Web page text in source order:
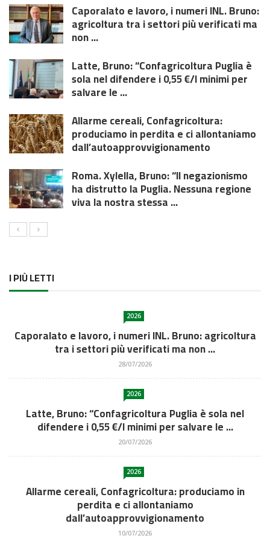
Caporalato e lavoro, i numeri INL. Bruno:
agricoltura tra i settori più verificati ma
non ...
Latte, Bruno: “Confagricoltura Puglia è
sola nel difendere i 0,55 €/l minimi per
salvare le ...
Allarme cereali, Confagricoltura:
produciamo in perdita e ci allontaniamo
dall’autoapprovvigionamento
Roma. Xylella, Bruno: “Il negazionismo
ha distrutto la Puglia. Nessuna regione
viva la nostra stessa ...
I PIÙ LETTI
2026
Caporalato e lavoro, i numeri INL. Bruno: agricoltura
tra i settori più verificati ma non ...
28/07/2026
2026
Latte, Bruno: “Confagricoltura Puglia è sola nel
difendere i 0,55 €/l minimi per salvare le ...
20/07/2026
2026
Allarme cereali, Confagricoltura: produciamo in
perdita e ci allontaniamo
dall’autoapprovvigionamento
10/07/2026